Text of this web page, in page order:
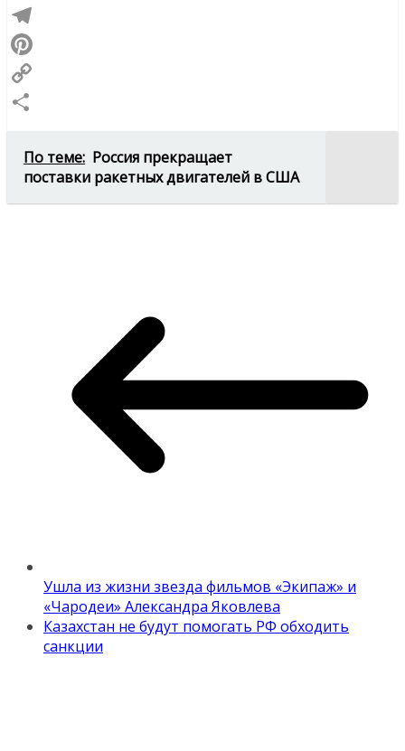
WhatsApp
Telegram
Pinterest
Copy
По теме: Россия прекращает
поставки ракетных двигателей в США
Ушла из жизни звезда фильмов «Экипаж» и
«Чародеи» Александра Яковлева
Казахстан не будут помогать РФ обходить
санкции